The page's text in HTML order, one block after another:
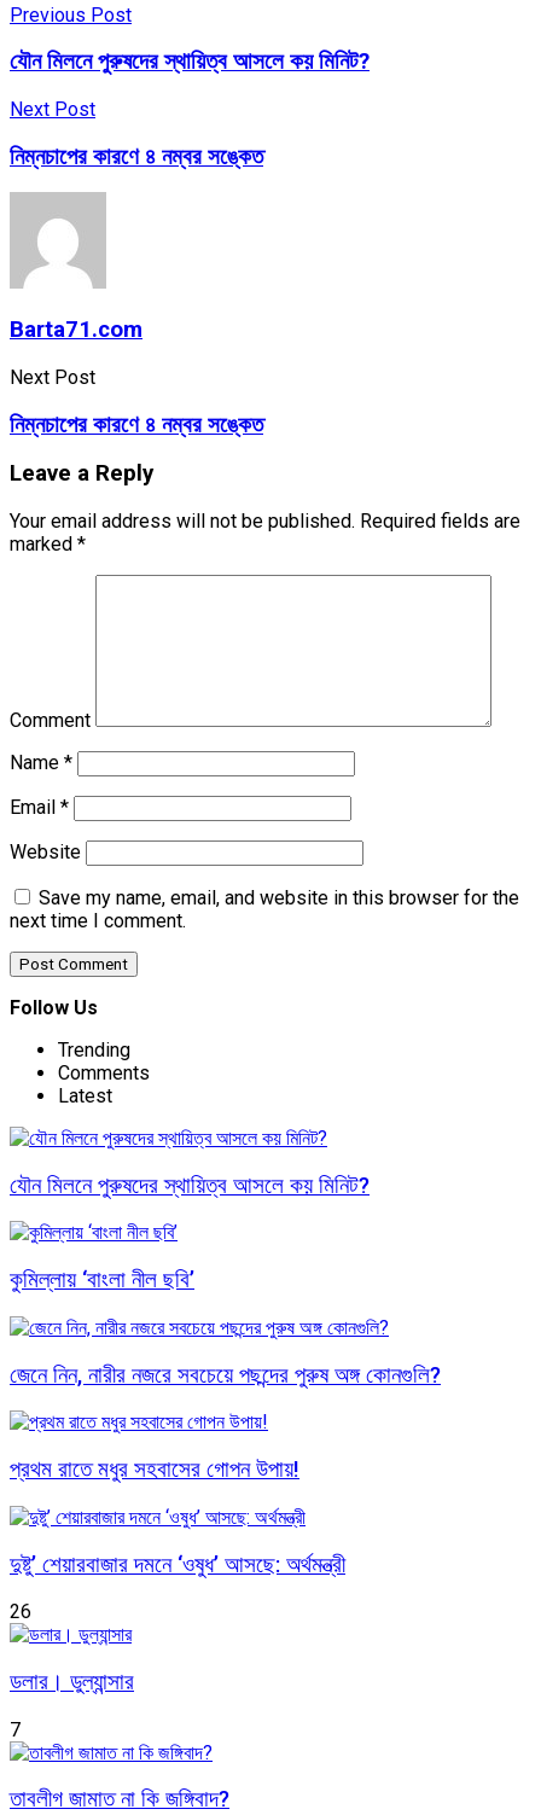
Previous Post
যৌন মিলনে পুরুষদের স্থায়িত্ব আসলে কয় মিনিট?
Next Post
নিম্নচাপের কারণে ৪ নম্বর সঙ্কেত
Barta71.com
Next Post
নিম্নচাপের কারণে ৪ নম্বর সঙ্কেত
Leave a Reply
Your email address will not be published. Required fields are
marked *
Comment
Name *
Email *
Website
Save my name, email, and website in this browser for the
next time I comment.
Follow Us
Trending
Comments
Latest
যৌন মিলনে পুরুষদের স্থায়িত্ব আসলে কয় মিনিট?
কুমিল্লায় ‘বাংলা নীল ছবি’
জেনে নিন, নারীর নজরে সবচেয়ে পছন্দের পুরুষ অঙ্গ কোনগুলি?
প্রথম রাতে মধুর সহবাসের গোপন উপায়!
দুষ্টু’ শেয়ারবাজার দমনে ‘ওষুধ’ আসছে: অর্থমন্ত্রী
26
ডলার। ডুল্যান্সার
7
তাবলীগ জামাত না কি জঙ্গিবাদ?